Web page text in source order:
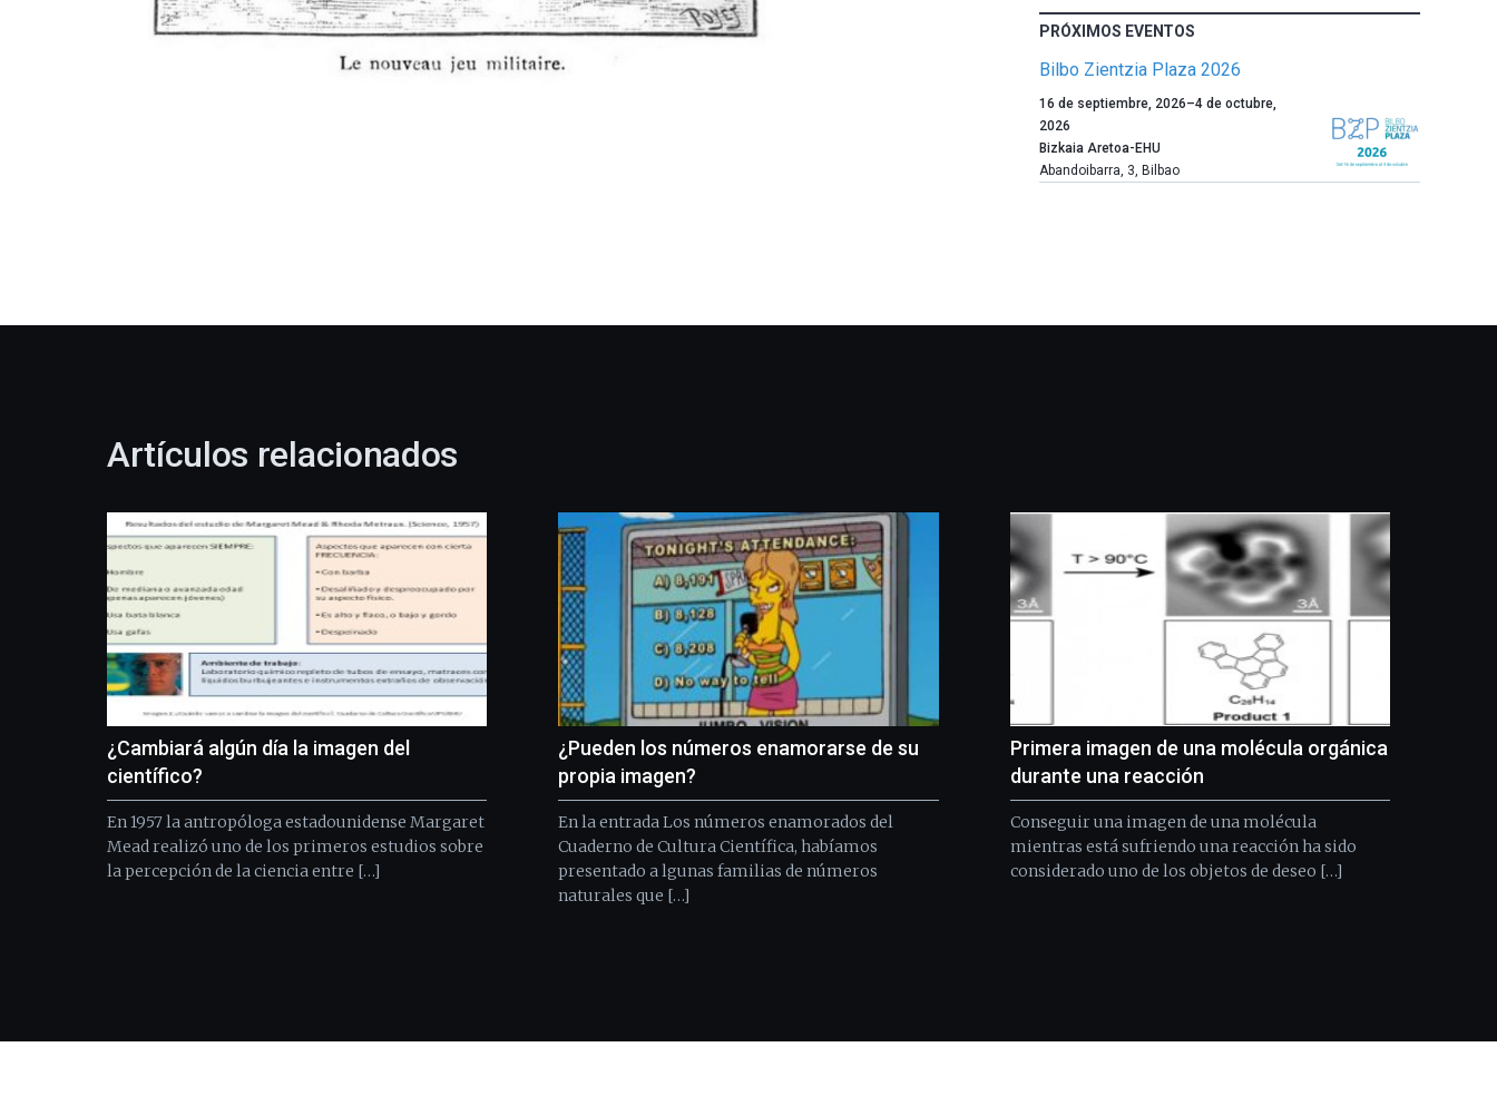
PRÓXIMOS EVENTOS
Bilbo Zientzia Plaza 2026
Un
año
más,
Bilbao
la
festival
que
monólogos,
exposiciones,
conferencias,
y
espectáculos
de
16 de septiembre, 2026–4 de octubre,
2026
Bizkaia Aretoa-EHU
Abandoibarra, 3, Bilbao
Artículos relacionados
¿Cambiará algún día la imagen del
científico?
En 1957 la antropóloga estadounidense Margaret
Mead realizó uno de los primeros estudios sobre
la percepción de la ciencia entre […]
¿Pueden los números enamorarse de su
propia imagen?
En la entrada Los números enamorados del
Cuaderno de Cultura Científica, habíamos
presentado a lgunas familias de números
naturales que […]
Primera imagen de una molécula orgánica
durante una reacción
Conseguir una imagen de una molécula
mientras está sufriendo una reacción ha sido
considerado uno de los objetos de deseo […]